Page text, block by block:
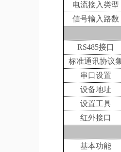
电流接入类型
信号输入路数
RS485接口
标准通讯协议
串口设置
设备地址
设置工具
红外接口
基本功能